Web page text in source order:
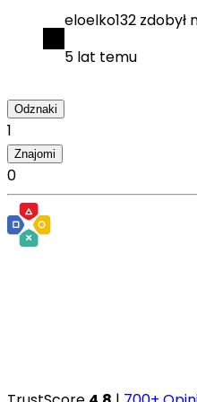
eloelko132 zdobył
5 lat temu
Odznaki
1
Znajomi
0